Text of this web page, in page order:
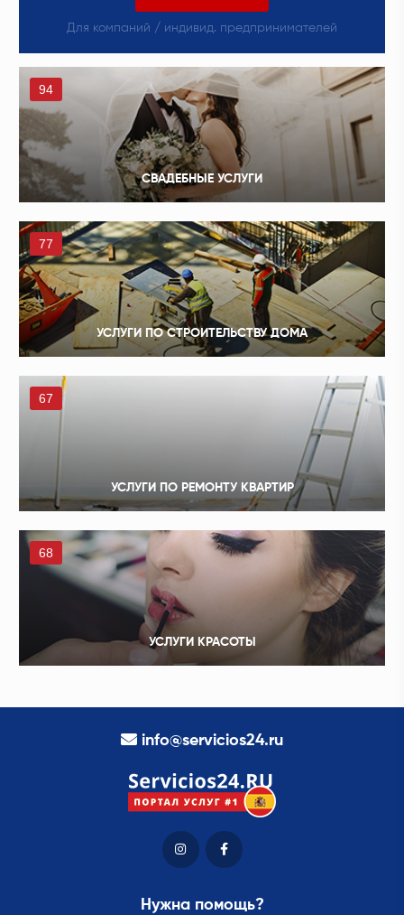
Для компаний / индивид. предпринимателей
94
СВАДЕБНЫЕ УСЛУГИ
77
УСЛУГИ ПО СТРОИТЕЛЬСТВУ ДОМА
67
УСЛУГИ ПО РЕМОНТУ КВАРТИР
68
УСЛУГИ КРАСОТЫ
info@servicios24.ru
Нужна помощь?